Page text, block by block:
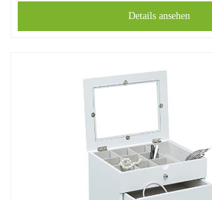
Details ansehen